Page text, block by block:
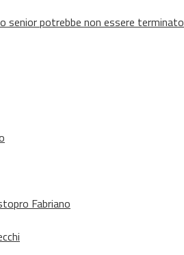
senior potrebbe non essere terminato
Fabriano